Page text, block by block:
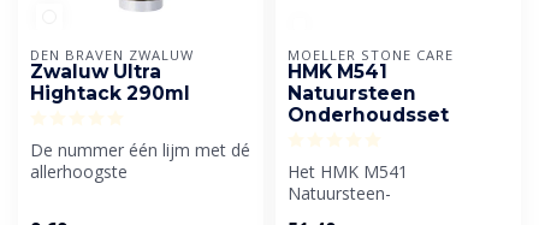
DEN BRAVEN ZWALUW
Zwaluw Ultra
Hightack 290ml
De nummer één lijm met dé
allerhoogste
MOELLER STONE CARE
HMK M541
Natuursteen
Onderhoudsset
Het HMK M541
Natuursteen-